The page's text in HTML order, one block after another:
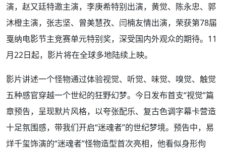
演，赵又廷特邀主演，李庚希特别出演，黄觉、陈永忠、郭
沐橙主演，张志坚、曾美慧孜、闫楠友情出演，荣获第78届
戛纳电影节主竞赛单元特别奖，深受国内外观众的期待。11
月22日起，影片将在全球多地陆续上映。
影片讲述一个怪物通过体验视觉、听觉、味觉、嗅觉、触觉
五种感官穿越一个世纪的狂野幻梦。今日发布首支“视觉”篇
章预告，呈现默片风格，以夸张配乐、复古色调字幕卡营造
十足氛围感，带我们开启“迷魂者”的世纪梦境。预告中，易
烊千玺饰演的“迷魂者”怪物造型首次亮相，他看似身形佝